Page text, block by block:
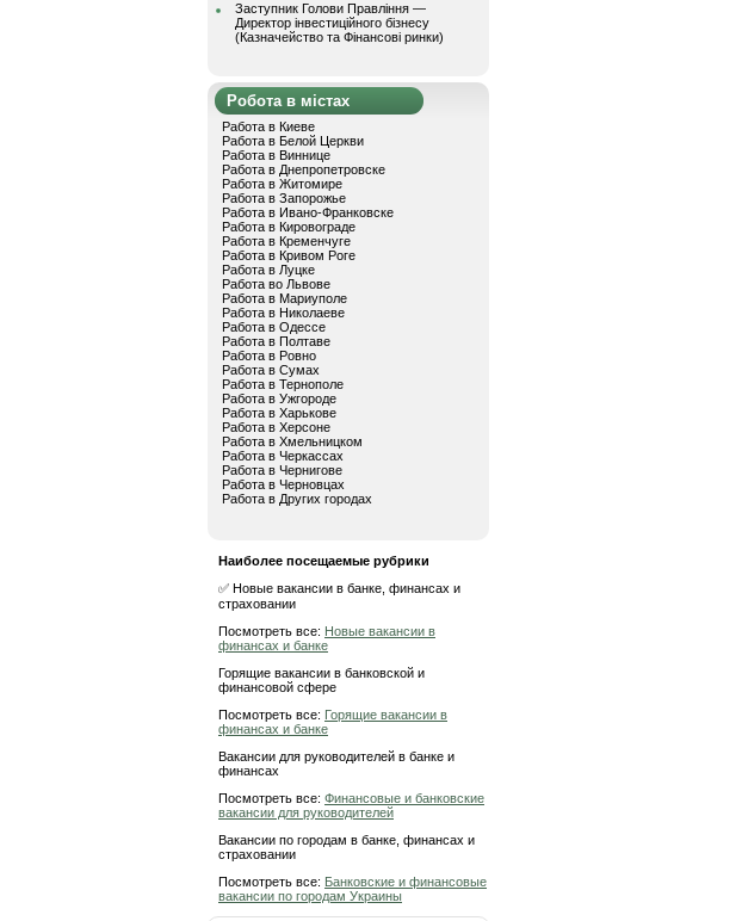
Заступник Голови Правління —
Директор інвестиційного бізнесу
(Казначейство та Фінансові ринки)
Робота в містах
Работа в Киеве
Работа в Белой Церкви
Работа в Виннице
Работа в Днепропетровске
Работа в Житомире
Работа в Запорожье
Работа в Ивано-Франковске
Работа в Кировограде
Работа в Кременчуге
Работа в Кривом Роге
Работа в Луцке
Работа во Львове
Работа в Мариуполе
Работа в Николаеве
Работа в Одессе
Работа в Полтаве
Работа в Ровно
Работа в Сумах
Работа в Тернополе
Работа в Ужгороде
Работа в Харькове
Работа в Херсоне
Работа в Хмельницком
Работа в Черкассах
Работа в Чернигове
Работа в Черновцах
Работа в Других городах
Наиболее посещаемые рубрики
✅ Новые вакансии в банке, финансах и
страховании
Посмотреть все: Новые вакансии в
финансах и банке
Горящие вакансии в банковской и
финансовой сфере
Посмотреть все: Горящие вакансии в
финансах и банке
Вакансии для руководителей в банке и
финансах
Посмотреть все: Финансовые и банковские
вакансии для руководителей
Вакансии по городам в банке, финансах и
страховании
Посмотреть все: Банковские и финансовые
вакансии по городам Украины